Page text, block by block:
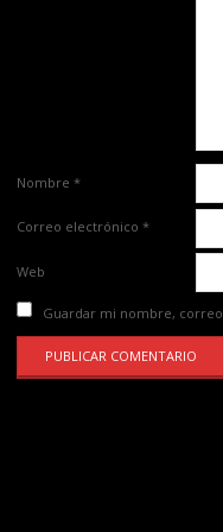
Nombre *
Correo electrónico *
Web
Guardar mi nombre,